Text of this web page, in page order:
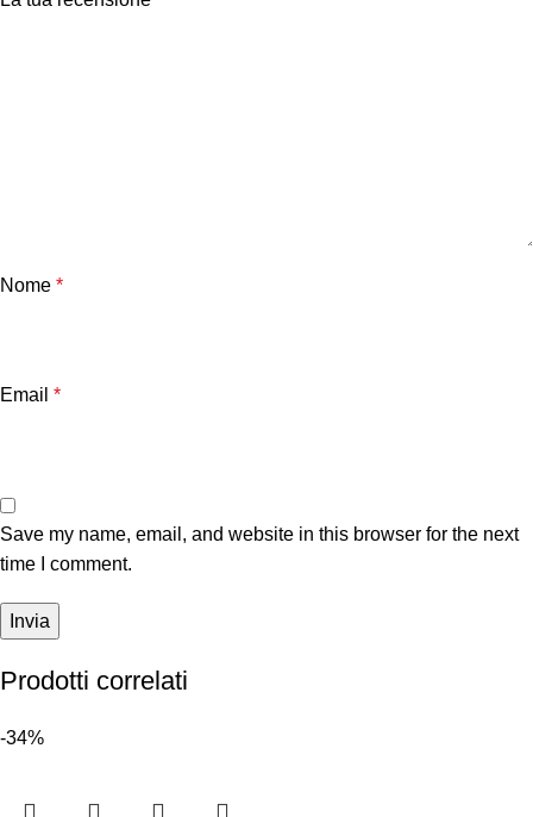
Nome *
Email *
Save my name, email, and website in this browser for the next
time I comment.
Prodotti correlati
-34%